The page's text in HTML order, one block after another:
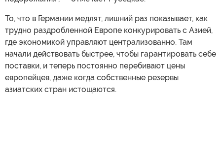
То, что в Германии медлят, лишний раз показывает, как
трудно раздробленной Европе конкурировать с Азией,
где экономикой управляют централизованно. Там
начали действовать быстрее, чтобы гарантировать себе
поставки, и теперь постоянно перебивают цены
европейцев, даже когда собственные резервы
азиатских стран истощаются.